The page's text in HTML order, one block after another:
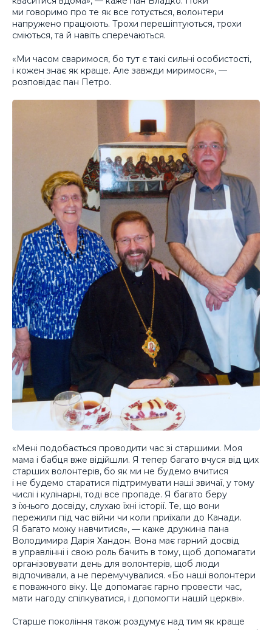
ми говоримо про те як все готується, волонтери
напружено працюють. Трохи перешіптуються, трохи
сміються, та й навіть сперечаються.
«Ми часом сваримося, бо тут є такі сильні особистості,
і кожен знає як краще. Але завжди миримося», —
розповідає пан Петро.
«Мені подобається проводити час зі старшими. Моя
мама і бабця вже відійшли. Я тепер багато вчуся від цих
старших волонтерів, бо як ми не будемо вчитися
і не будемо старатися підтримувати наші звичаї, у тому
числі і кулінарні, тоді все пропаде. Я багато беру
з їхнього досвіду, слухаю їхні історії. Те, що вони
пережили під час війни чи коли приїхали до Канади.
Я багато можу навчитися», — каже дружина пана
Володимира Дарія Хандон. Вона має гарний досвід
в управлінні і свою роль бачить в тому, щоб допомагати
організовувати день для волонтерів, щоб люди
відпочивали, а не перемучувалися. «Бо наші волонтери
є поважного віку. Це допомагає гарно провести час,
мати нагоду спілкуватися, і допомогти нашій церкві».
Старше покоління також роздумує над тим як краще